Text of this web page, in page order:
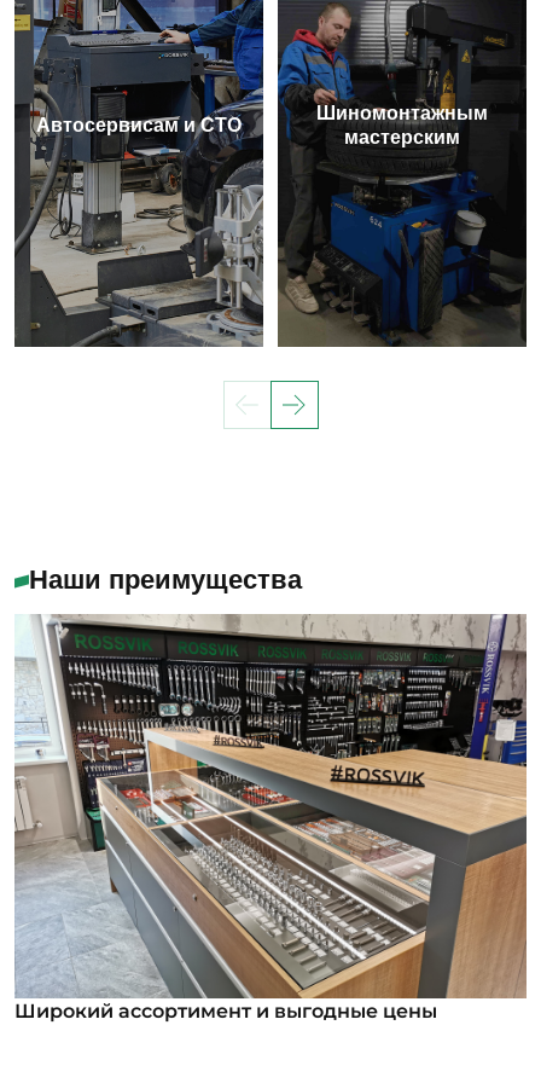
Автосервисам и СТО
Шиномонтажным
мастерским
Наши преимущества
Широкий ассортимент и выгодные цены